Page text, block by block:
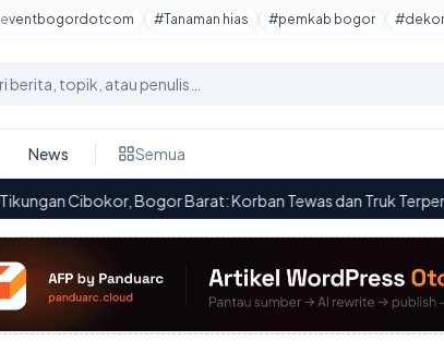
#Tanaman hias #pemkab bogor
News Semua
Cibokor, Bogor Barat: Korban Tewas dan Truk Terperosok ke